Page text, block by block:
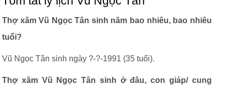
Thợ xăm Vũ Ngọc Tân sinh năm bao nhiêu, bao nhiêu
tuổi?
Vũ Ngọc Tân sinh ngày ?-?-1991 (35 tuổi).
Thợ xăm Vũ Ngọc Tân sinh ở đâu, con giáp/ cung